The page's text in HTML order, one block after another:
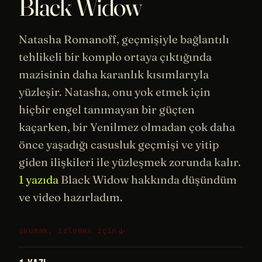
Black Widow
Natasha Romanoff, geçmişiyle bağlantılı
tehlikeli bir komplo ortaya çıktığında
mazisinin daha karanlık kısımlarıyla
yüzleşir. Natasha, onu yok etmek için
hiçbir engel tanımayan bir güçten
kaçarken, bir Yenilmez olmadan çok daha
önce yaşadığı casusluk geçmişi ve yitip
giden ilişkileri ile yüzleşmek zorunda kalır.
1 yazıda Black Widow hakkında düşündüm
ve video hazırladım.
okumak, izlemek için